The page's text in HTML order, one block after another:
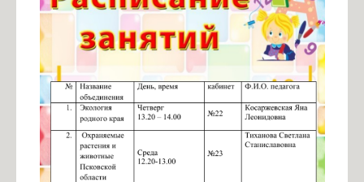
Исакова О.Ю., учитель математики
Ермолаев А.Я., учитель физики
Егоров И.А., учитель физической культуры
Кожевникова Е.А., воспитатель ГПД
Платонова О.С, учитель математики
Косаржевская К.С., учитель информатики